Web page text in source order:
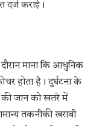
दर्ज कराई।
माना कि आधुनिक
होता है। दुर्घटना के
की जान को खतरे में
तकनीकी खराबी